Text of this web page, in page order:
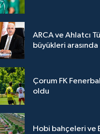
ARCA ve Ahlatcı
büyükleri arasında
Çorum FK
oldu
Hobi bahçeleri ve